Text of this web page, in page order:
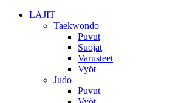
LAJIT
Taekwondo
Puvut
Suojat
Varusteet
Vyöt
Judo
Puvut